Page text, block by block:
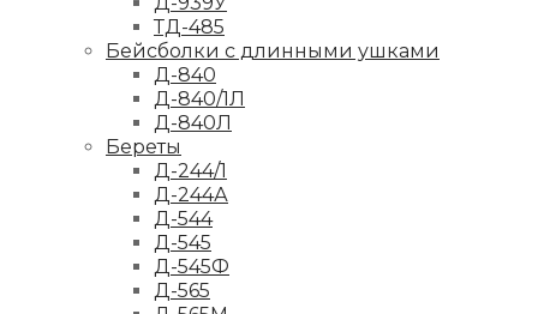
ТД-485
Бейсболки с длинными ушками
Д-840
Д-840/1Л
Д-840Л
Береты
Д-244/1
Д-244А
Д-544
Д-545
Д-545Ф
Д-565